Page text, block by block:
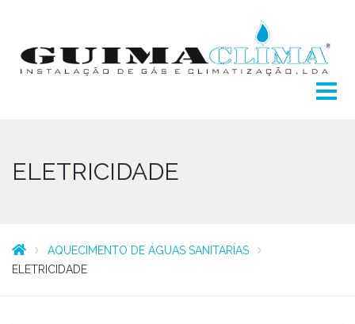
ELETRICIDADE
AQUECIMENTO DE ÁGUAS SANITARÍAS
ELETRICIDADE